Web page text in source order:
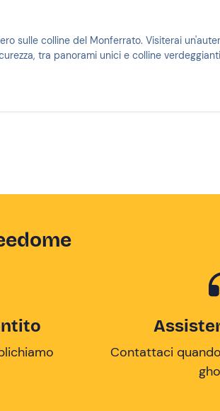
sulle colline del Monferrato. Visiterai
tra panorami unici e colline
Contattaci